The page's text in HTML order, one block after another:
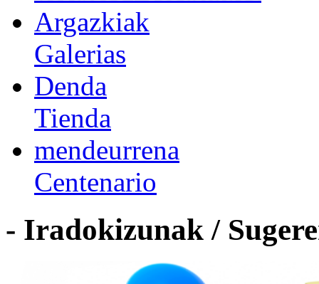
Argazkiak
Galerias
Denda
Tienda
mendeurrena
Centenario
- Iradokizunak /